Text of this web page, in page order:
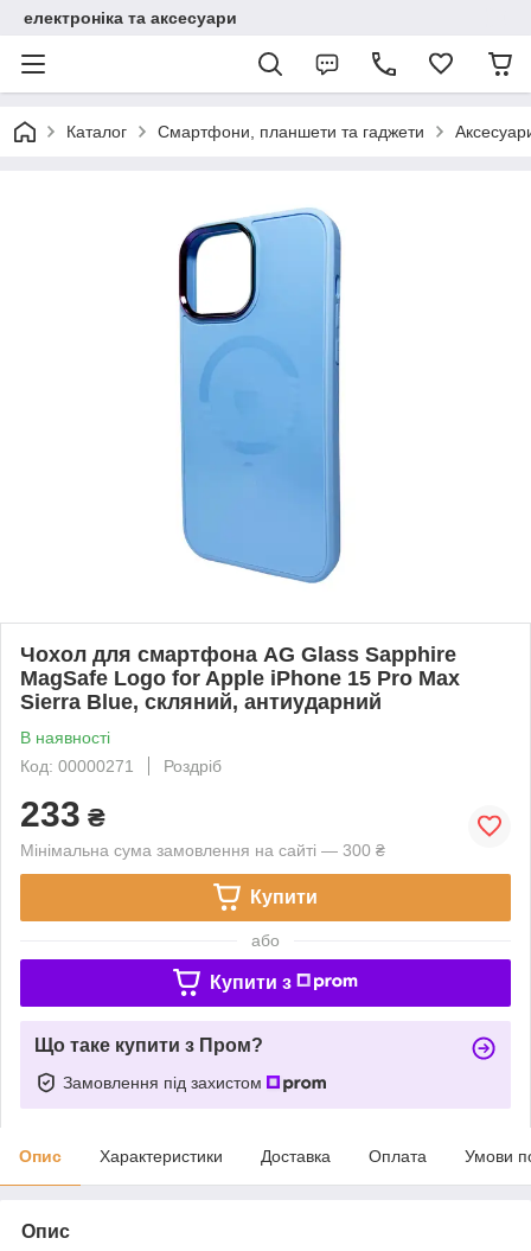
електроніка та аксесуари
Каталог Смартфони, планшети та гаджети
Чохол для смартфона AG Glass Sapphire
MagSafe Logo for Apple iPhone 15 Pro Max
Sierra Blue, скляний, антиударний
В наявності
Код: 00000271
Роздріб
233 ₴
Мінімальна сума замовлення на сайті — 300 ₴
Купити
або
Купити з
Що таке купити з Пром?
Замовлення під захистом
Опис Характеристики Доставка Оплата Умови
Опис